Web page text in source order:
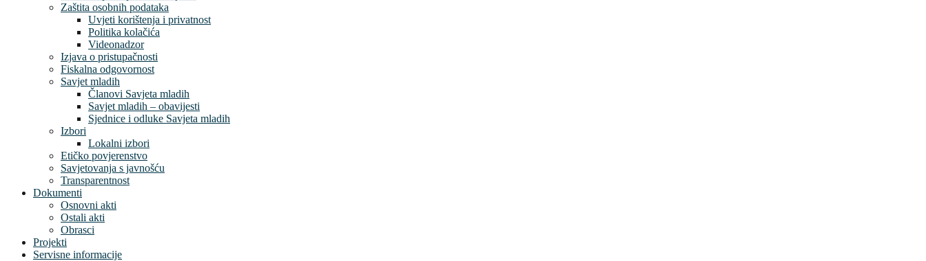
Zaštita osobnih podataka
Uvjeti korištenja i privatnost
Politika kolačića
Videonadzor
Izjava o pristupačnosti
Fiskalna odgovornost
Savjet mladih
Članovi Savjeta mladih
Savjet mladih – obavijesti
Sjednice i odluke Savjeta mladih
Izbori
Lokalni izbori
Etičko povjerenstvo
Savjetovanja s javnošću
Transparentnost
Dokumenti
Osnovni akti
Ostali akti
Obrasci
Projekti
Servisne informacije